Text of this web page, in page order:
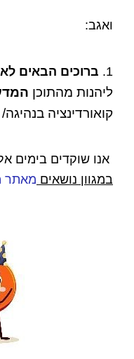
ואגב:
1. ברוכים הבאים
ליהנות מהתוכן
קואורדינציה
אנו שוקדים בימים
במגוון נושאים מאתר